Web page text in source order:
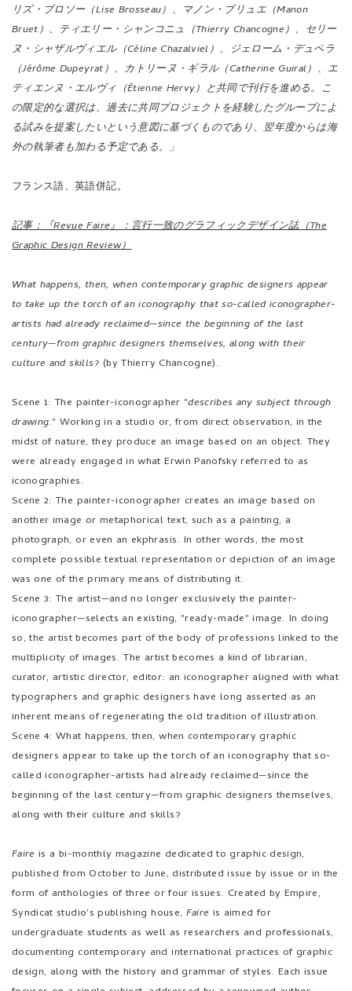
リズ・ブロソー（Lise Brosseau）、マノン・ブリュエ（Manon
Bruet）、ティエリー・シャンコニュ（Thierry Chancogne）、セリー
ヌ・シャザルヴィエル（Céline Chazalviel）、ジェローム・デュペラ
（Jérôme Dupeyrat）、カトリーヌ・ギラル（Catherine Guiral）、エ
ティエンヌ・エルヴィ（Étienne Hervy）と共同で刊行を進める。こ
の限定的な選択は、過去に共同プロジェクトを経験したグループによ
る試みを提案したいという意図に基づくものであり、翌年度からは海
外の執筆者も加わる予定である。」
フランス語、英語併記。
記事：『Revue Faire』：言行一致のグラフィックデザイン誌（The
Graphic Design Review）
What happens, then, when contemporary graphic designers appear
to take up the torch of an iconography that so-called iconographer-
artists had already reclaimed—since the beginning of the last
century—from graphic designers themselves, along with their
culture and skills? (by Thierry Chancogne).
Scene 1: The painter-iconographer "describes any subject through
drawing." Working in a studio or, from direct observation, in the
midst of nature, they produce an image based on an object. They
were already engaged in what Erwin Panofsky referred to as
iconographies.
Scene 2: The painter-iconographer creates an image based on
another image or metaphorical text, such as a painting, a
photograph, or even an ekphrasis. In other words, the most
complete possible textual representation or depiction of an image
was one of the primary means of distributing it.
Scene 3: The artist—and no longer exclusively the painter-
iconographer—selects an existing, "ready-made" image. In doing
so, the artist becomes part of the body of professions linked to the
multiplicity of images. The artist becomes a kind of librarian,
curator, artistic director, editor: an iconographer aligned with what
typographers and graphic designers have long asserted as an
inherent means of regenerating the old tradition of illustration.
Scene 4: What happens, then, when contemporary graphic
designers appear to take up the torch of an iconography that so-
called iconographer-artists had already reclaimed—since the
beginning of the last century—from graphic designers themselves,
along with their culture and skills?
Faireis a bi-monthly magazine dedicated to graphic design,
published from October to June, distributed issue by issue or in the
form of anthologies of three or four issues. Created by Empire,
Syndicat studio's publishing house, Faire is aimed for
undergraduate students as well as researchers and professionals,
documenting contemporary and international practices of graphic
design, along with the history and grammar of styles. Each issue